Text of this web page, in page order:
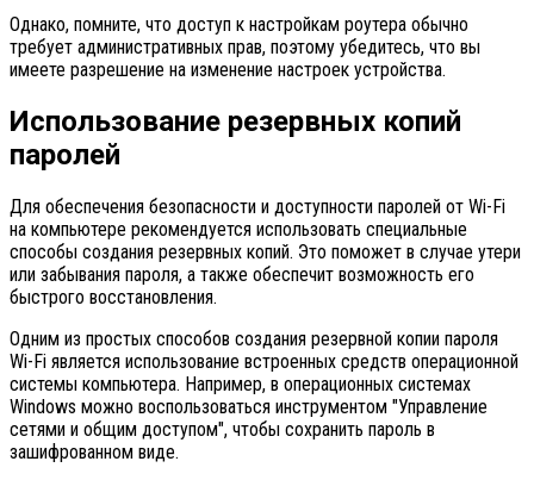
Однако, помните, что доступ к настройкам роутера обычно
требует административных прав, поэтому убедитесь, что вы
имеете разрешение на изменение настроек устройства.
Использование резервных копий
паролей
Для обеспечения безопасности и доступности паролей от Wi-Fi
на компьютере рекомендуется использовать специальные
способы создания резервных копий. Это поможет в случае утери
или забывания пароля, а также обеспечит возможность его
быстрого восстановления.
Одним из простых способов создания резервной копии пароля
Wi-Fi является использование встроенных средств операционной
системы компьютера. Например, в операционных системах
Windows можно воспользоваться инструментом "Управление
сетями и общим доступом", чтобы сохранить пароль в
зашифрованном виде.